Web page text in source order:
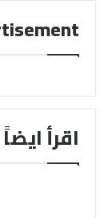
اقرأ ايضاً